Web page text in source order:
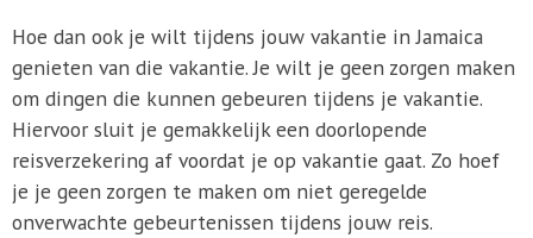
Hoe dan ook je wilt tijdens jouw vakantie in Jamaica
genieten van die vakantie. Je wilt je geen zorgen maken
om dingen die kunnen gebeuren tijdens je vakantie.
Hiervoor sluit je gemakkelijk een doorlopende
reisverzekering af voordat je op vakantie gaat. Zo hoef
je je geen zorgen te maken om niet geregelde
onverwachte gebeurtenissen tijdens jouw reis.